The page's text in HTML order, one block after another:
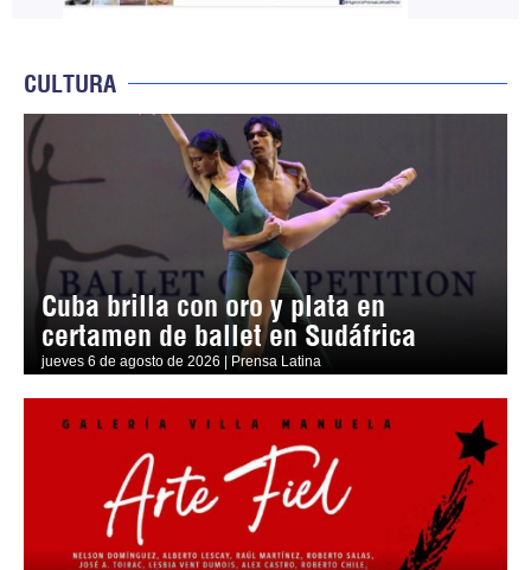
CULTURA
Cuba brilla con oro y plata en
certamen de ballet en Sudáfrica
jueves 6 de agosto de 2026 | Prensa Latina